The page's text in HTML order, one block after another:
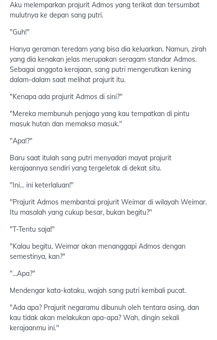
Aku melemparkan prajurit Admos yang terikat dan tersumbat
mulutnya ke depan sang putri.
"Guh!"
Hanya geraman teredam yang bisa dia keluarkan. Namun, zirah
yang dia kenakan jelas merupakan seragam standar Admos.
Sebagai anggota kerajaan, sang putri mengerutkan kening
dalam-dalam saat melihat prajurit itu.
"Kenapa ada prajurit Admos di sini?"
"Mereka membunuh penjaga yang kau tempatkan di pintu
masuk hutan dan memaksa masuk."
"Apa!?"
Baru saat itulah sang putri menyadari mayat prajurit
kerajaannya sendiri yang tergeletak di dekat situ.
"Ini... ini keterlaluan!"
"Prajurit Admos membantai prajurit Weimar di wilayah Weimar.
Itu masalah yang cukup besar, bukan begitu?"
"T-Tentu saja!"
"Kalau begitu, Weimar akan menanggapi Admos dengan
semestinya, kan?"
"...Apa?"
Mendengar kata-kataku, wajah sang putri kembali pucat.
"Ada apa? Prajurit negaramu dibunuh oleh tentara asing, dan
kau tidak akan melakukan apa-apa? Wah, dingin sekali
kerajaanmu ini."